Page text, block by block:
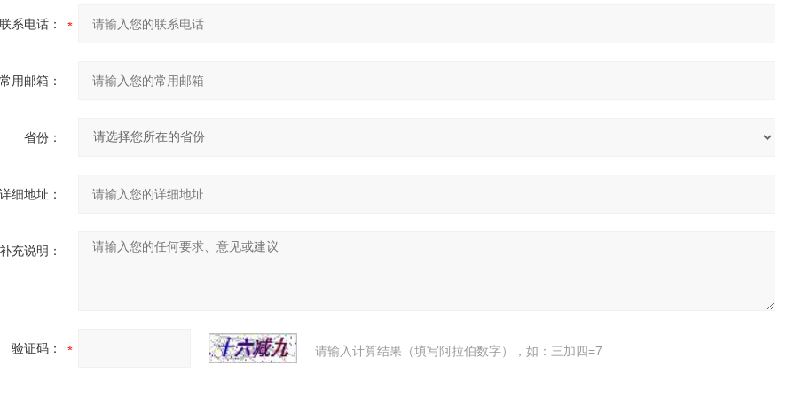
联系电话：
常用邮箱：
省份：
详细地址：
补充说明：
验证码： 请输入计算结果（填写阿拉伯数字），如：三加四=7